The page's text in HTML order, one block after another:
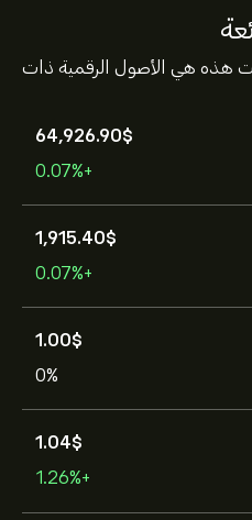
كانت هذه هي الأصول الرقمية ذات
64,926.90‎$‎
+0.07%
1,915.40‎$‎
+0.07%
1.00‎$‎
0%
1.04‎$‎
+1.26%